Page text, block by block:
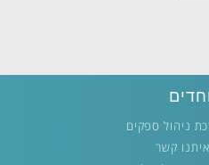
ניהול ספקים
קשר